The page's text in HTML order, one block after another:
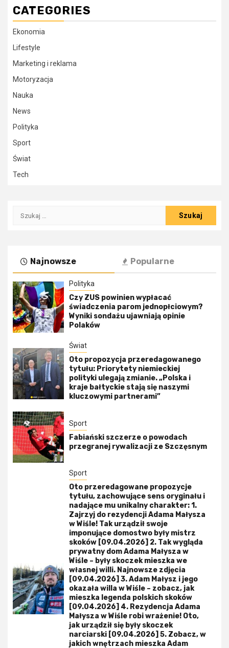
CATEGORIES
Ekonomia
Lifestyle
Marketing i reklama
Motoryzacja
Nauka
News
Polityka
Sport
Świat
Tech
Szukaj:
Najnowsze Popularne
Polityka
Czy ZUS powinien wypłacać
świadczenia parom jednopłciowym?
Wyniki sondażu ujawniają opinie
Polaków
Świat
Oto propozycja przeredagowanego
tytułu: Priorytety niemieckiej
polityki ulegają zmianie. „Polska i
kraje bałtyckie stają się naszymi
kluczowymi partnerami”
Sport
Fabiański szczerze o powodach
przegranej rywalizacji ze Szczęsnym
Sport
Oto przeredagowane propozycje
tytułu, zachowujące sens oryginału i
nadające mu unikalny charakter: 1.
Zajrzyj do rezydencji Adama Małysza
w Wiśle! Tak urządził swoje
imponujące domostwo były mistrz
skoków [09.04.2026] 2. Tak wygląda
prywatny dom Adama Małysza w
Wiśle – były skoczek mieszka we
własnej willi. Najnowsze zdjęcia
[09.04.2026] 3. Adam Małysz i jego
okazała willa w Wiśle – zobacz, jak
mieszka legenda polskich skoków
[09.04.2026] 4. Rezydencja Adama
Małysza w Wiśle robi wrażenie! Oto,
jak urządził się były skoczek
narciarski [09.04.2026] 5. Zobacz, w
jakich wnętrzach mieszka Adam